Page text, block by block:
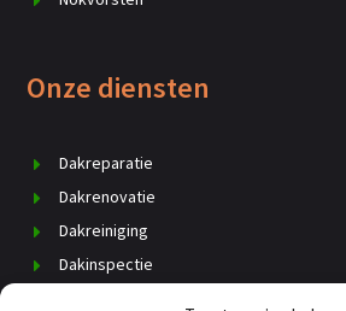
Onze diensten
Dakreparatie
Dakrenovatie
Dakreiniging
Dakinspectie